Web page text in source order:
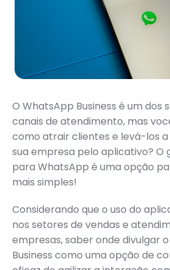
O WhatsApp Business é um dos
canais de atendimento, mas
como atrair clientes e levá-los
sua empresa pelo aplicativo? O
para WhatsApp é uma opção
mais simples!
Considerando que o uso do
nos setores de vendas e
empresas, saber onde divulgar
Business como uma opção de